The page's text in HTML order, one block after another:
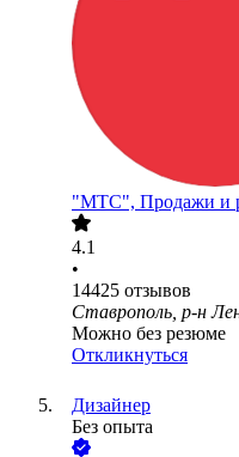
"МТС", Продажи и
4.1
•
14425 отзывов
Ставрополь, р-н
Можно без резюме
Откликнуться
Дизайнер
Без опыта